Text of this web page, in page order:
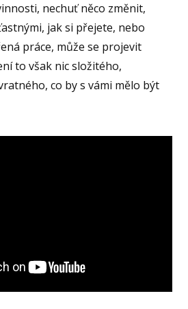
nechuť něco změnit,
jak si přejete, nebo
práce, může se projevit
to však nic složitého,
co by s vámi mělo být